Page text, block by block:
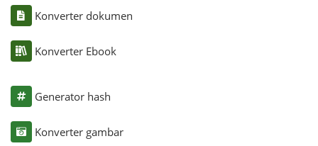
Konverter dokumen
Konverter Ebook
Generator hash
Konverter gambar